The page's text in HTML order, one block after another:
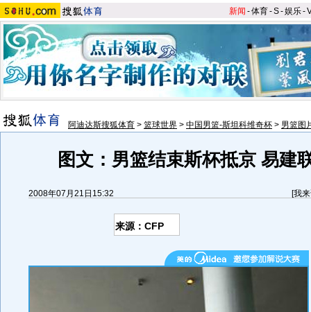
新闻 -体育-S-娱乐-
阿迪达斯搜狐体育 > 篮球世界 > 中国男篮-斯坦科维奇杯 > 男篮图
图文：男篮结束斯杯抵京 易建
2008年07月21日15:32 [我
来源：CFP